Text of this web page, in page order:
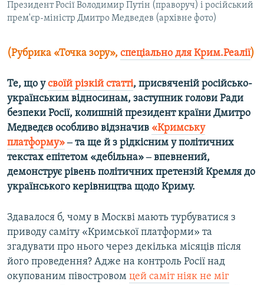
УКР
Усі сайти RFE/RL
Президент Росії Володимир Путін (праворуч) і російський
прем'єр-міністр Дмитро Медведев (архівне фото)
(Рубрика «Точка зору», спеціально для Крим.Реалії)
Те, що усвоїй різкій статті, присвяченій російсько-
українським відносинам, заступник голови Ради
безпеки Росії, колишній президент країни Дмитро
Медведєв особливо відзначив «Кримську
платформу»‒ та ще й з рідкісним у політичних
текстах епітетом «дебільна» ‒ впевнений,
демонструє рівень політичних претензій Кремля до
українського керівництва щодо Криму.
Здавалося б, чому в Москві мають турбуватися з
приводу саміту «Кримської платформи» та
згадувати про нього через декілька місяців після
його проведення? Адже на контроль Росії над
окупованим півостровом цей саміт ніяк не міг